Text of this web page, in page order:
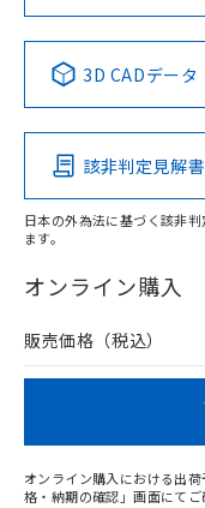
Pb Hg
O
在庫等で未対応品が
問い合わせください。
No No
その他の認証
3D CADデータ
該非判定見解
日本の外為法に基づく該非
ます。
オンライン購入
販売価格（税込）
オンライン購入における出
格・納期の確認」画面にてご